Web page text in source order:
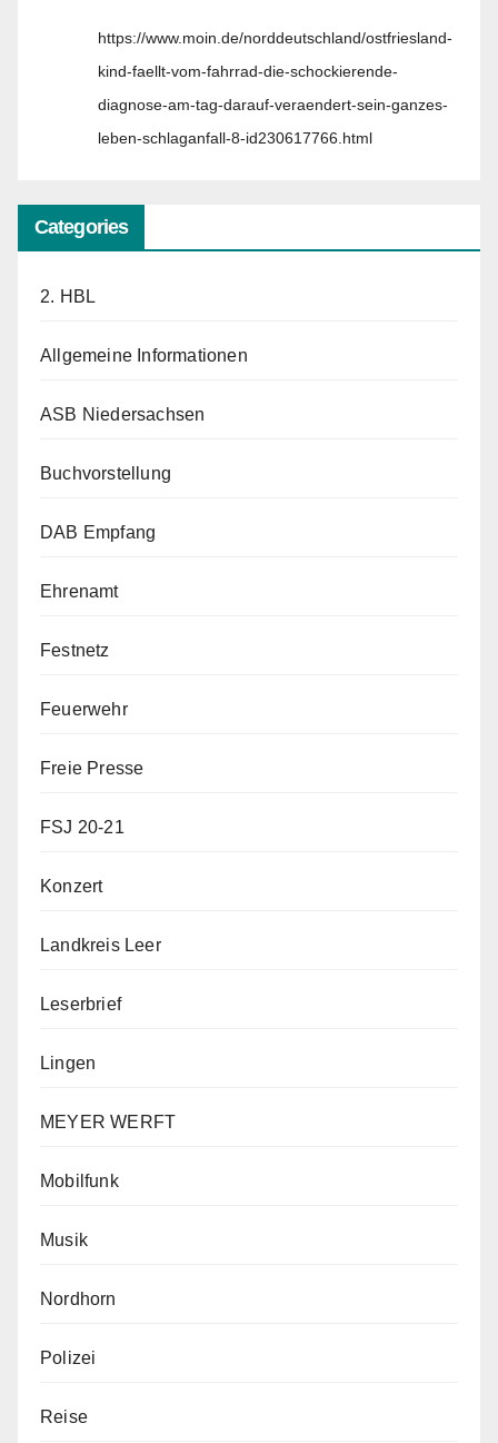
https://www.moin.de/norddeutschland/ostfriesland-
kind-faellt-vom-fahrrad-die-schockierende-
diagnose-am-tag-darauf-veraendert-sein-ganzes-
leben-schlaganfall-8-id230617766.html
Categories
2. HBL
Allgemeine Informationen
ASB Niedersachsen
Buchvorstellung
DAB Empfang
Ehrenamt
Festnetz
Feuerwehr
Freie Presse
FSJ 20-21
Konzert
Landkreis Leer
Leserbrief
Lingen
MEYER WERFT
Mobilfunk
Musik
Nordhorn
Polizei
Reise